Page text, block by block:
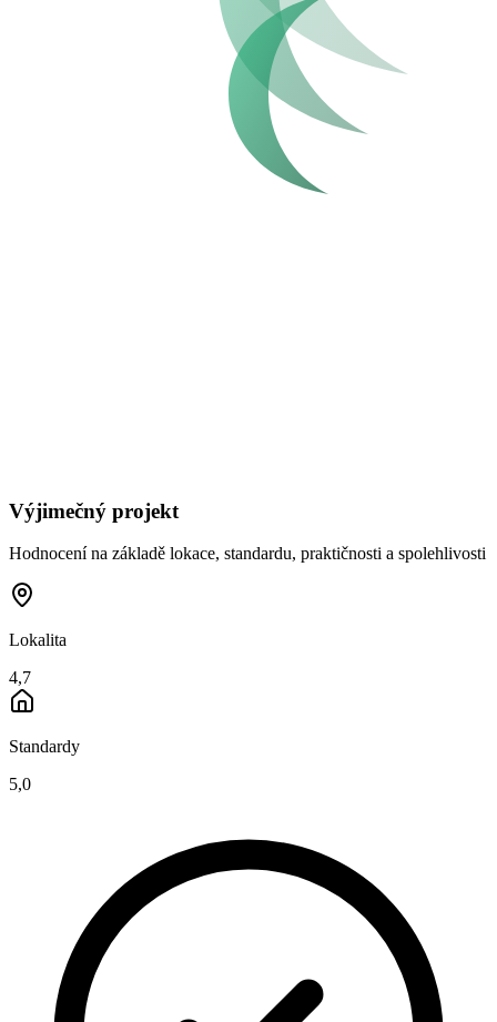
Výjimečný projekt
Hodnocení na základě lokace, standardu, praktičnosti a spolehlivosti
Lokalita
4,7
Standardy
5,0